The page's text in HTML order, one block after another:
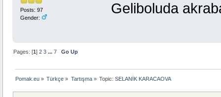
Posts: 97
Gender:
Geliboluda
Pages: [1]2 3 ...7 Go Up
Pomak.eu » Türkçe » Tartışma» Topic:SELANİK KARACAOVA